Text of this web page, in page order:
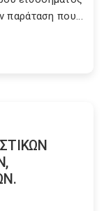
παράταση που...